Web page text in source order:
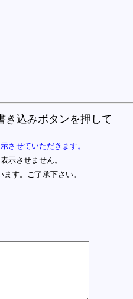
き込みボタンを押して
させていただきます。
示させません。
す。ご了承下さい。